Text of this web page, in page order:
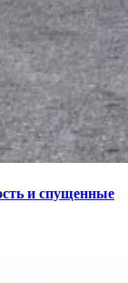
и спущенные